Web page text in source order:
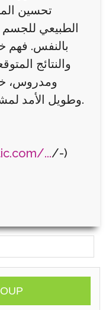
تحسين
الطبيعي للجسم
بالنفس. فهم
والنتائج
ومدروس،
وطويل الأمد لمشكلة الترهل بعد فقدان الوزن.
.../-)